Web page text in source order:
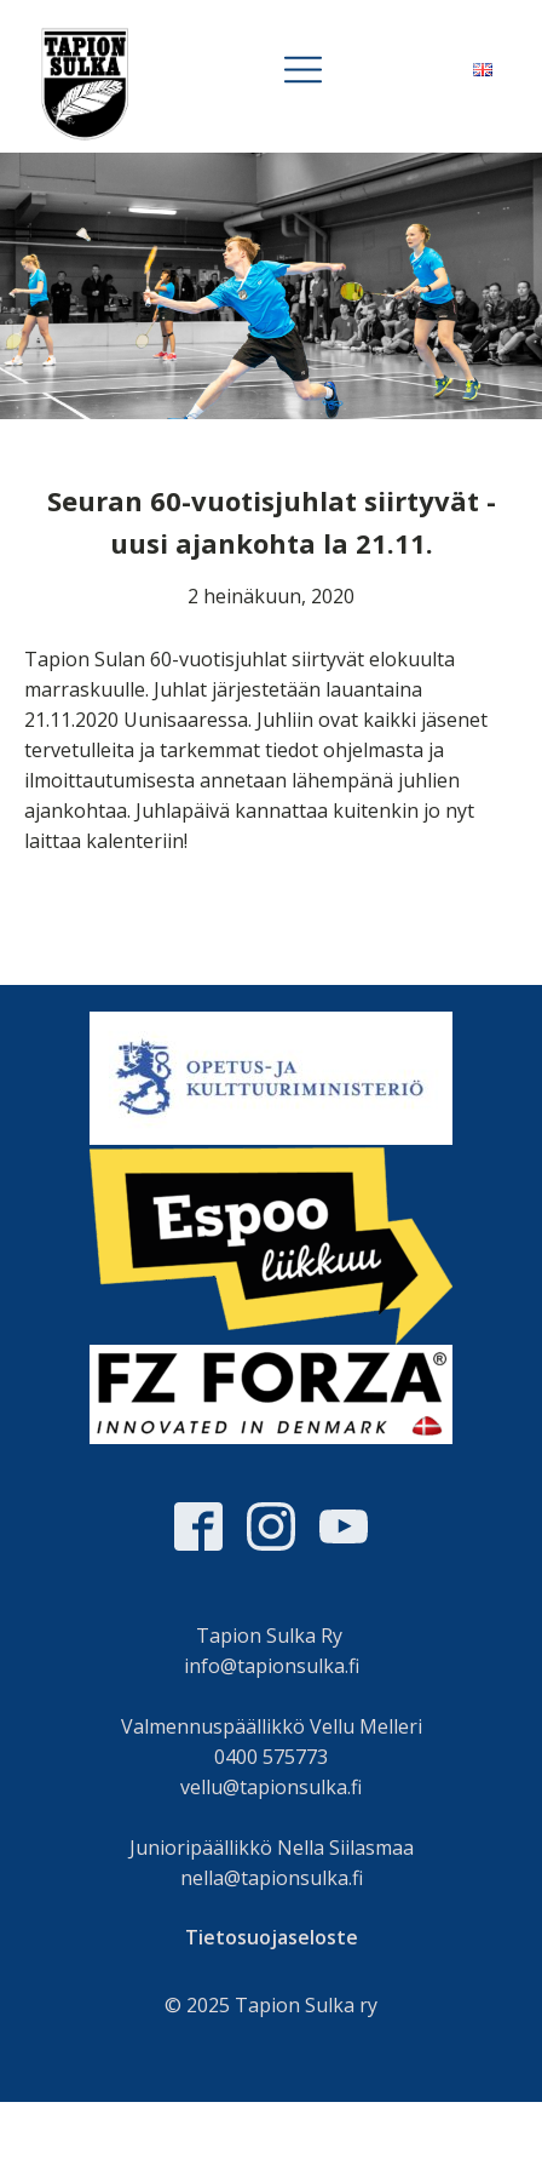
Seuran 60-vuotisjuhlat siirtyvät -
uusi ajankohta la 21.11.
2 heinäkuun, 2020
Tapion Sulan 60-vuotisjuhlat siirtyvät elokuulta
marraskuulle. Juhlat järjestetään lauantaina
21.11.2020 Uunisaaressa. Juhliin ovat kaikki jäsenet
tervetulleita ja tarkemmat tiedot ohjelmasta ja
ilmoittautumisesta annetaan lähempänä juhlien
ajankohtaa. Juhlapäivä kannattaa kuitenkin jo nyt
laittaa kalenteriin!
Tapion Sulka Ry
info@tapionsulka.fi
Valmennuspäällikkö Vellu Melleri
0400 575773
vellu@tapionsulka.fi
Junioripäällikkö Nella Siilasmaa
nella@tapionsulka.fi
Tietosuojaseloste
© 2025 Tapion Sulka ry